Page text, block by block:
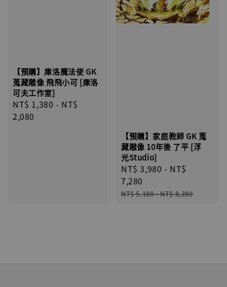
【預購】庫洛魔法使 GK
蒐藏雕像 飛飛小可 [庫洛
可夫工作室]
Regular
price
NT$ 1,380 - NT$
2,080
【預購】家庭教師 GK 蒐
藏雕像 10年後 了平 [浮
光Studio]
Sale
price
NT$ 3,980 - NT$
7,280
Regular
NT$ 5,180-NT$ 8,280